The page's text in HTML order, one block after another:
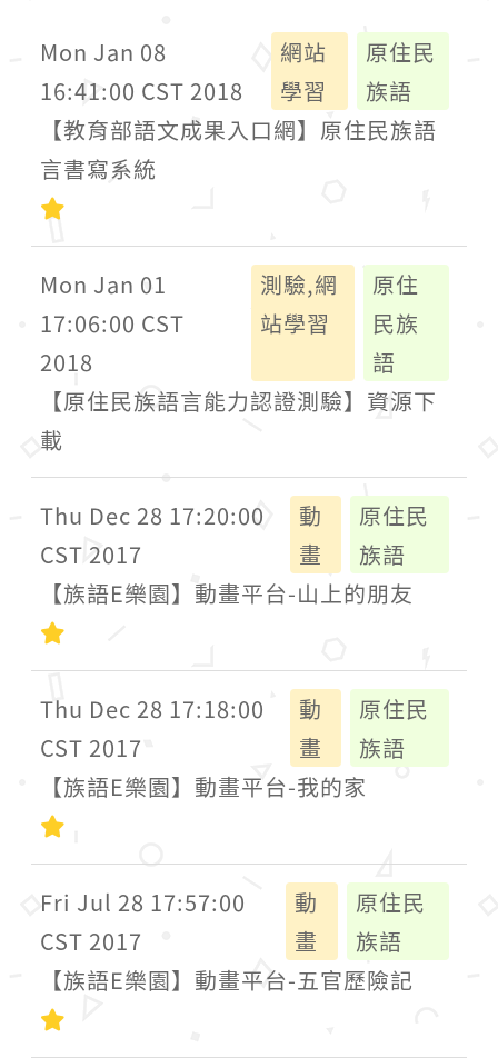
Mon Jan 08
16:41:00 CST 2018
網站
學習
原住民
族語
【教育部語文成果入口網】原住民族語
言書寫系統
Mon Jan 01
17:06:00 CST
2018
測驗,網
站學習
原住
民族
語
【原住民族語言能力認證測驗】資源下
載
Thu Dec 28 17:20:00
CST 2017
動
畫
原住民
族語
【族語E樂園】動畫平台-山上的朋友
Thu Dec 28 17:18:00
CST 2017
動
畫
原住民
族語
【族語E樂園】動畫平台-我的家
Fri Jul 28 17:57:00
CST 2017
動
畫
原住民
族語
【族語E樂園】動畫平台-五官歷險記